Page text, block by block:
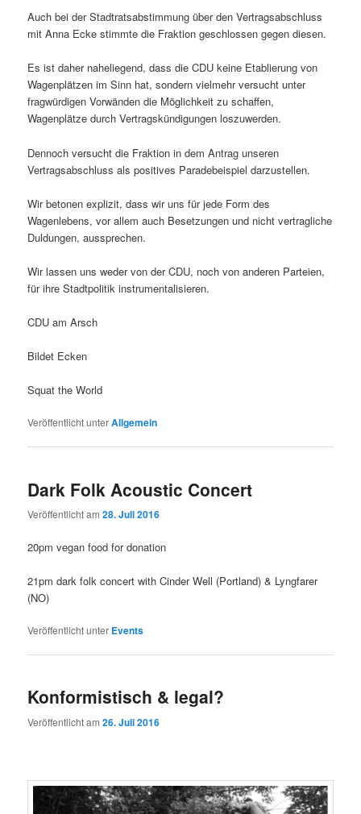
Auch bei der Stadtratsabstimmung über den Vertragsabschluss
mit Anna Ecke stimmte die Fraktion geschlossen gegen diesen.
Es ist daher naheliegend, dass die CDU keine Etablierung von
Wagenplätzen im Sinn hat, sondern vielmehr versucht unter
fragwürdigen Vorwänden die Möglichkeit zu schaffen,
Wagenplätze durch Vertragskündigungen loszuwerden.
Dennoch versucht die Fraktion in dem Antrag unseren
Vertragsabschluss als positives Paradebeispiel darzustellen.
Wir betonen explizit, dass wir uns für jede Form des
Wagenlebens, vor allem auch Besetzungen und nicht vertragliche
Duldungen, aussprechen.
Wir lassen uns weder von der CDU, noch von anderen Parteien,
für ihre Stadtpolitik instrumentalisieren.
CDU am Arsch
Bildet Ecken
Squat the World
Veröffentlicht unterAllgemein
Dark Folk Acoustic Concert
Veröffentlicht am28. Juli 2016
20pm vegan food for donation
21pm dark folk concert with Cinder Well (Portland) & Lyngfarer
(NO)
Veröffentlicht unter Events
Konformistisch & legal?
Veröffentlicht am26. Juli 2016